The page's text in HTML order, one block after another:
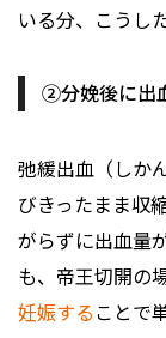
いる分、こうし
②分娩後に出
弛緩出血（しか
びきったまま収
がらずに出血量
も、帝王切開の
妊娠することで